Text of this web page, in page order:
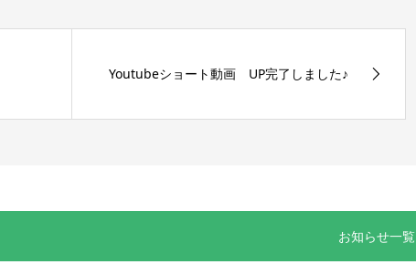
Youtubeショート動画 UP完了しました♪
お知らせ一覧